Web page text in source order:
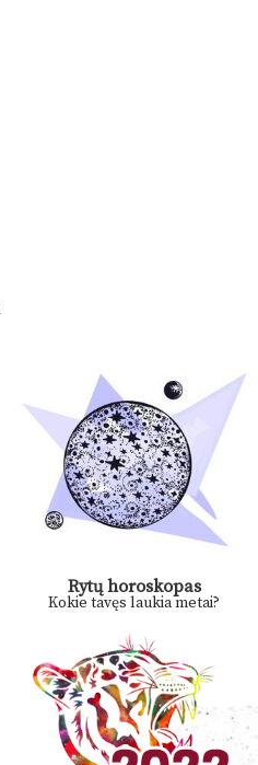
Rytų horoskopas
Kokie tavęs laukia metai?